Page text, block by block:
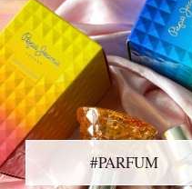
#PARFUM